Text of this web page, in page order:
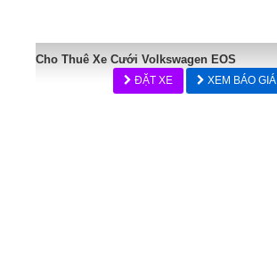
Cho Thuê Xe Cưới Volkswagen EOS
ĐẶT XE XEM BÁO GIÁ